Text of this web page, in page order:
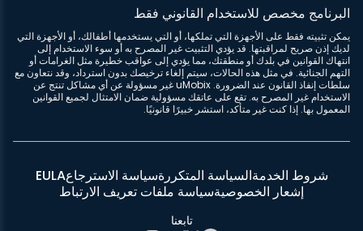
البرنامج مخصص للاستخدام القانوني فقط
يمكن تثبيته فقط على الأجهزة التي تملكها، أو التي يستخدمها أطفالك، أو الأجهزة التي
لديك إذن صريح لمراقبتها. قد يؤدي التثبيت غير المصرح به أو سوء الاستخدام إلى
انتهاك القوانين في بلدك أو منطقتك، مما يؤدي إلى عواقب خطيرة مثل الغرامات أو
التهم الجنائية. في مثل هذه الحالات، سيتم إلغاء ترخيصك بدون استرداد، وقد نتعاون مع
سلطات إنفاذ القانون عند الضرورة. uMobix غير مسؤولة عن أي مشاكل تنتج عن
الاستخدام غير المصرح به. تقع على عاتقك مسؤولية ضمان الامتثال لجميع القوانين
المعمول بها. إذا كنت غير متأكد، استشر خبيرًا قانونيًا.
شروط الخدمةالسياسة المتكررةسياسة الاسترجاعEULA
إشعار الخصوصيةسياسة ملفات تعريف الارتباط
تابعنا